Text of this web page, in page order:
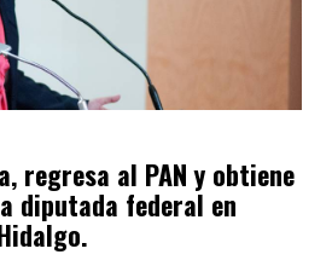
regresa al PAN y obtiene
diputada federal en